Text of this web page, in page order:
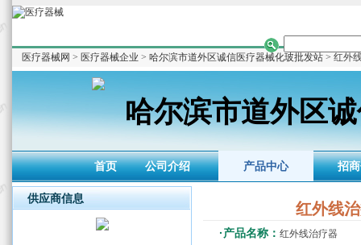
医疗器械网 > 医疗器械企业 > 哈尔滨市道外区诚信医疗器械化玻批发站 > 红外
哈尔滨市道外区
首页 公司介绍 产品中心 招
红外线
·产品名称： 红外线治疗器
供应商信息